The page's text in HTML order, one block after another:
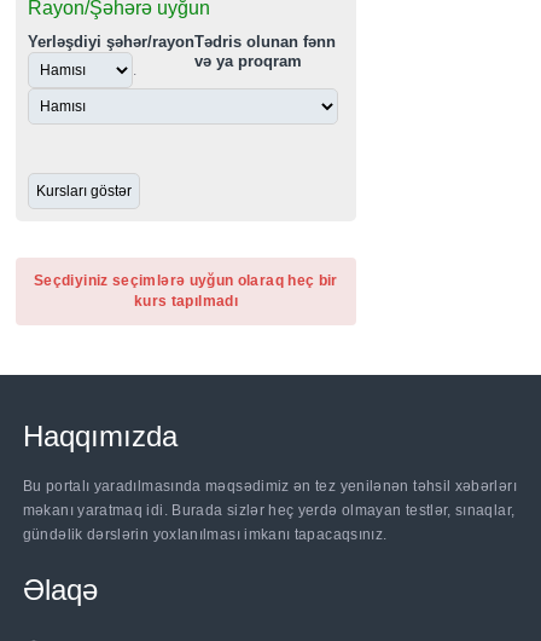
Rayon/Şəhərə uyğun
Yerləşdiyi şəhər/rayon
.
Tədris olunan fənn
və ya proqram
Seçdiyiniz seçimlərə uyğun olaraq heç bir
kurs tapılmadı
Haqqımızda
Bu portalı yaradılmasında məqsədimiz ən tez yenilənən təhsil xəbərlərı
məkanı yaratmaq idi. Burada sizlər heç yerdə olmayan testlər, sınaqlar,
gündəlik dərslərin yoxlanılması imkanı tapacaqsınız.
Əlaqə